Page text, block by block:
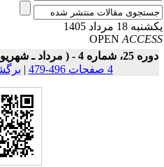
18 مرداد 1405
OPEN
شماره 4 - ( مرداد ـ شهریور 1405 )
|